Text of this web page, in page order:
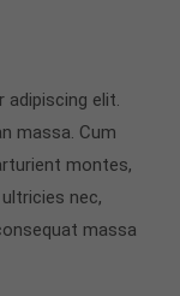
massa.
Donec
elit.
massa. Cum
montes,
nec,
massa